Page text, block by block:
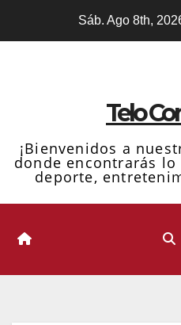
Sáb. Ago 8th,
Telo
¡Bienvenidos a
donde encontrarás
deporte,